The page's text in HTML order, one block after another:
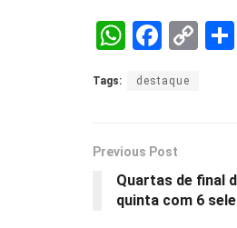
W
at
A
p
p
F
ce
o
o
k
C
k
Tags: destaque
Previous Post
Quartas de final
quinta com 6